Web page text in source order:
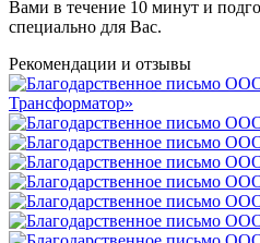
Вами в течение 10 минут и
специально для Вас.
Рекомендации и отзывы